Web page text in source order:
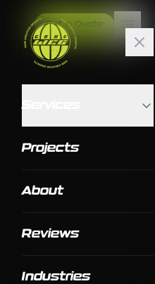
Get a Quote
Projects
About
Reviews
Industries